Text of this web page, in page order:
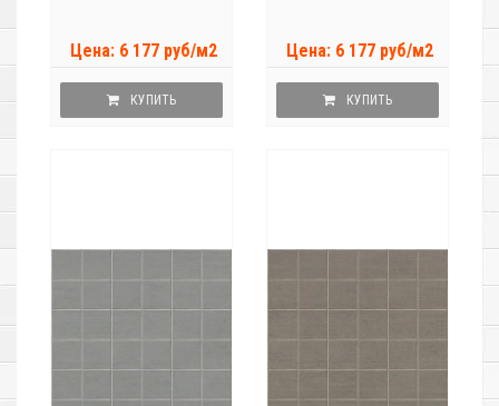
Цена: 6 177 руб/м2
КУПИТЬ
Цена: 6 177 руб/м2
КУПИТЬ